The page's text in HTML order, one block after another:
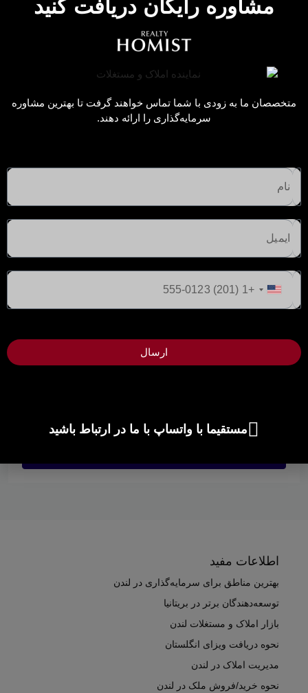
ادامه مطلب
اقامتگاه‌ها | واندزورث کامن
مجتمع مسکونی واندزورث لندن اسکوئر، یک مجتمع مسکونی
جدید و استثنایی است که در قلب جنوب غربی لندن واقع شده
اطلاعات مفید
بهترین مناطق برای سرمایه‌گذاری در لندن
توسعه‌دهندگان برتر در بریتانیا
بازار املاک و مستغلات لندن
نحوه دریافت ویزای انگلستان
مدیریت املاک در لندن
نحوه خرید/فروش ملک در لندن
مشاوره رایگان دریافت کنید
متخصصان ما به زودی با شما تماس خواهند گرفت تا بهترین مشاوره
سرمایه‌گذاری را ارائه دهند.
ایالات
متحده
ارسال
مستقیما با واتساپ با ما در ارتباط باشید